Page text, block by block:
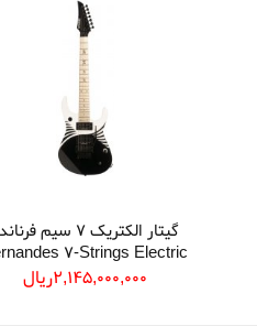
گیتار الکتریک ۷ سیم
7-Strings Electric
Revolver RO7 Deluxe
2,145,000,000ريال